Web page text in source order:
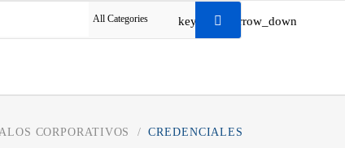
All Categories keyboard_arrow_down
CORPORATIVOS CREDENCIALES